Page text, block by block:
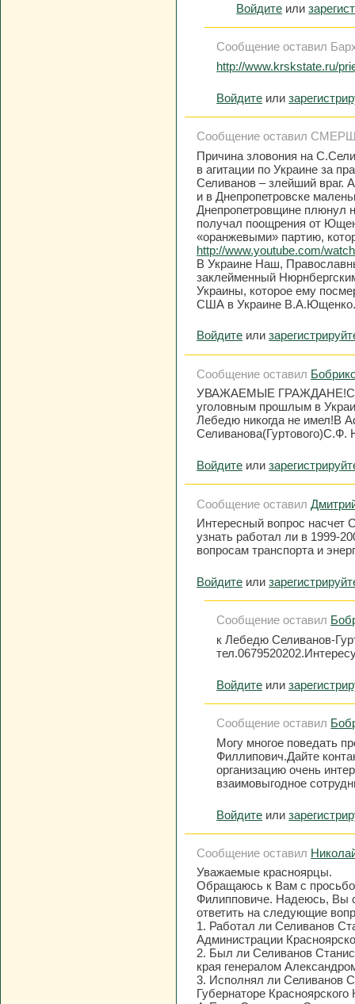
Войдите или
Сообщение оставил
http://www.krskstate.ru/
Войдите или
Сообщение оставил
Причина зловония на
в агитации по Украине за
Селиванов – злейший враг.
и в Днепропетровске
Днепропетровщине плюнул
получал поощрения от
«оранжевыми» партию,
http://www.youtube.com/
В Украине Наш,
заклейменный
Украины, которое ему
США в Украине
Войдите или
Сообщение оставил
УВАЖАЕМЫЕ
уголовным прошлым в
Лебедю никогда не имел!В
Войдите или
Сообщение оставил
Интересный вопрос насчет
узнать работал ли в 1999-
вопросам транспорта и
Войдите или
Сообщение оставил
к Лебедю Селиванов-
Войдите или
Сообщение оставил
Могу многое поведать
Филлипович.Дайте
организацию очень
взаимовыгодное
Войдите или
Сообщение оставил
Уважаемые красноярцы.
Обращаюсь к Вам с
Филипповиче. Надеюсь, Вы
ответить на следующие
1. Работал ли Селиванов
Администрации
2. Был ли Селиванов
края генералом
3. Исполнял ли Селиванов
Губернаторе